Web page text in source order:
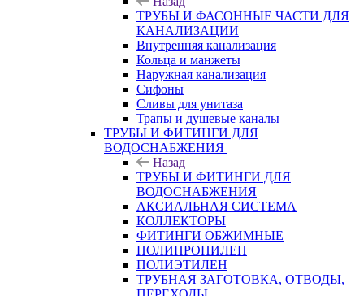
ТРУБЫ И ФАСОННЫЕ ЧАСТИ ДЛЯ
КАНАЛИЗАЦИИ
Внутренняя канализация
Кольца и манжеты
Наружная канализация
Сифоны
Сливы для унитаза
Трапы и душевые каналы
ТРУБЫ И ФИТИНГИ ДЛЯ
ВОДОСНАБЖЕНИЯ
Назад
ТРУБЫ И ФИТИНГИ ДЛЯ
ВОДОСНАБЖЕНИЯ
АКСИАЛЬНАЯ СИСТЕМА
КОЛЛЕКТОРЫ
ФИТИНГИ ОБЖИМНЫЕ
ПОЛИПРОПИЛЕН
ПОЛИЭТИЛЕН
ТРУБНАЯ ЗАГОТОВКА, ОТВОДЫ,